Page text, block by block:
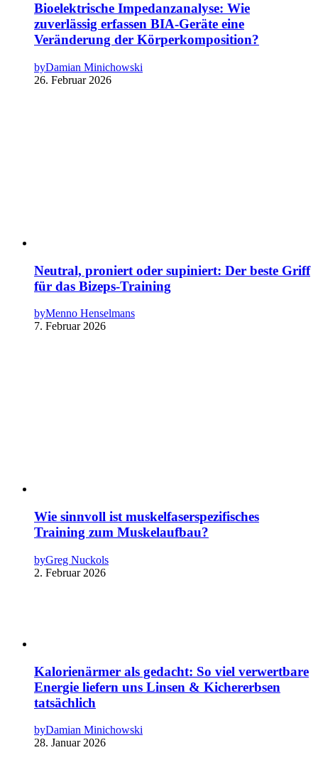
Bioelektrische Impedanzanalyse: Wie
zuverlässig erfassen BIA-Geräte eine
Veränderung der Körperkomposition?
byDamian Minichowski
26. Februar 2026
Neutral, proniert oder supiniert: Der beste Griff
für das Bizeps-Training
byMenno Henselmans
7. Februar 2026
Wie sinnvoll ist muskelfaserspezifisches
Training zum Muskelaufbau?
byGreg Nuckols
2. Februar 2026
Kalorienärmer als gedacht: So viel verwertbare
Energie liefern uns Linsen & Kichererbsen
tatsächlich
byDamian Minichowski
28. Januar 2026